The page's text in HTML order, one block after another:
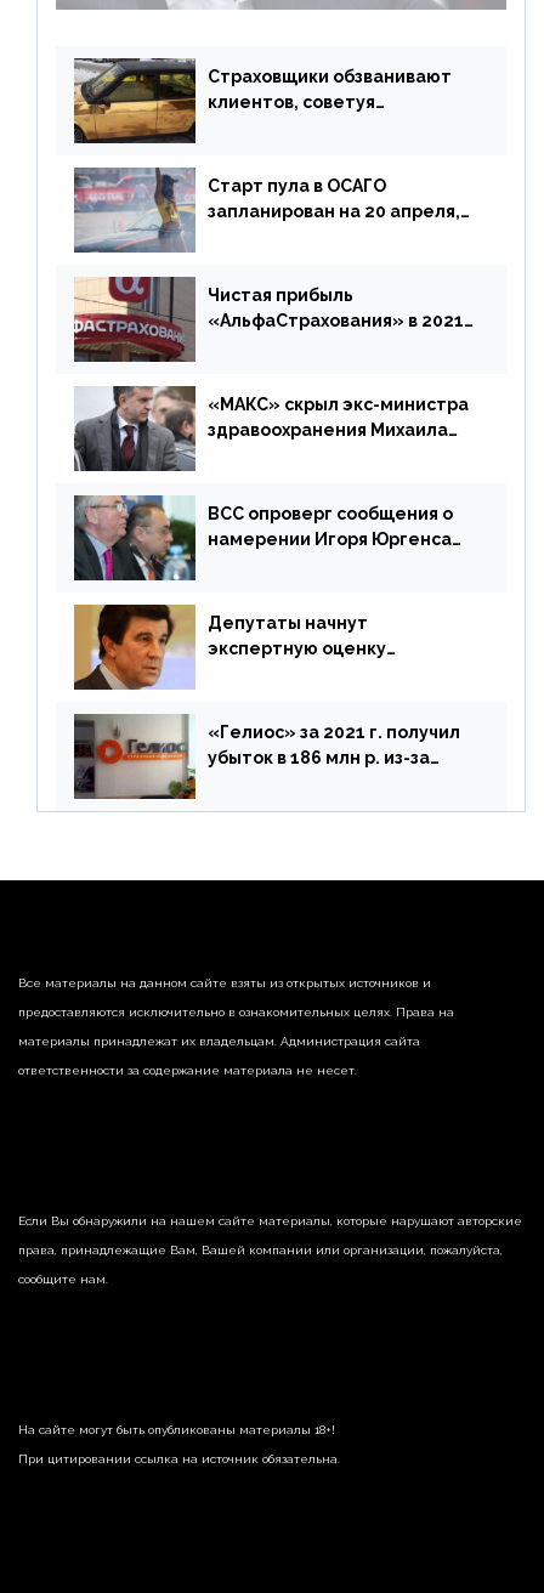
Страховщики обзванивают
клиентов, советуя
Старт пула в ОСАГО
запланирован на 20 апреля,
дублировать [дополнено]
Чистая прибыль
«АльфаСтрахования» в 2021
«МАКС» скрыл экс-министра
здравоохранения Михаила
ВСС опроверг сообщения о
намерении Игоря Юргенса
Депутаты начнут
экспертную оценку
«Гелиос» за 2021 г. получил
убыток в 186 млн р. из-за
реализации недвижимости
Все материалы на данном сайте взяты из открытых источников и
предоставляются исключительно в ознакомительных целях. Права на
материалы принадлежат их владельцам. Администрация сайта
ответственности за содержание материала не несет.
Если Вы обнаружили на нашем сайте материалы, которые нарушают авторские
права, принадлежащие Вам, Вашей компании или организации, пожалуйста,
сообщите нам.
На сайте могут быть опубликованы материалы 18+!
При цитировании ссылка на источник обязательна.